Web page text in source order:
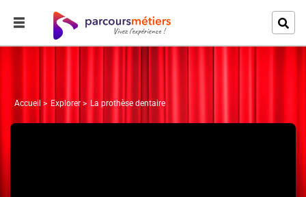
Accueil Explorer La prothèse dentaire